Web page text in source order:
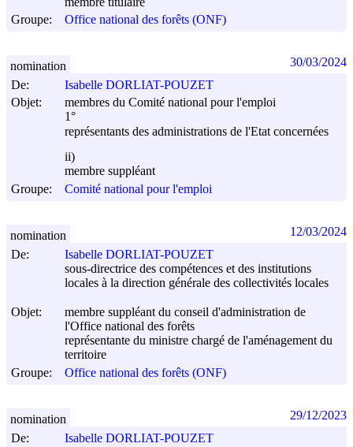
Groupe:
Office national des forêts (ONF)
De:
Isabelle DORLIAT-POUZET
Objet:
membres du Comité national pour l'emploi
1°
représentants des administrations de l'Etat concernées
ii)
membre suppléant
Groupe:
Comité national pour l'emploi
nomination 30/03/2024
De:
Isabelle DORLIAT-POUZET
sous-directrice des compétences et des institutions
locales à la direction générale des collectivités locales
Objet:
membre suppléant du conseil d'administration de
l'Office national des forêts
représentante du ministre chargé de l'aménagement du
territoire
Groupe:
Office national des forêts (ONF)
nomination 12/03/2024
De:
Isabelle DORLIAT-POUZET
nomination 29/12/2023